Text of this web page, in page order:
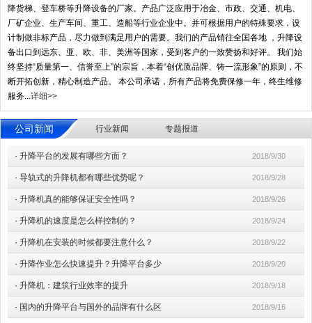
降货梯、登车桥等升降设备的厂家。产品广泛应用于冶金、市政、交通、机电、
厂矿企业、生产车间、重工、造船等行业企业中。并可根据用户的特殊要求，设
计制做非标产品，尽力做到满足用户的需要。我们的产品销往全国各地 ，升降设
备出口到远东、亚、欧、非、美洲等国家，受到客户的一致赞扬和好评。 我们始
终坚持“质量第一、信誉至上”的宗旨，本着“创优质品牌、铸一流形象”的原则，不
断开拓创新，精心制造产品。 本公司承诺，所有产品将免费保修一年，终生维修
服务...详细>>
公司新闻 行业新闻 专题报道
· 升降平台的发展有哪些方面？ 2018/9/30
· 导轨式的升降机都有哪些优势呢？ 2018/9/28
· 升降机真的能够保证安全性吗？ 2018/9/26
· 升降机的速度是怎么样控制的？ 2018/9/24
· 升降机在安装的时候都要注意什么？ 2018/9/22
· 升降作业怎么快速提升？升降平台多少 2018/9/20
· 升降机：建筑行业效率的提升 2018/9/18
· 国内的升降平台与国外的品牌有什么区 2018/9/16